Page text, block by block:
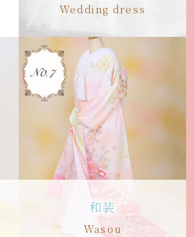
Wedding dress
和装
Wasou